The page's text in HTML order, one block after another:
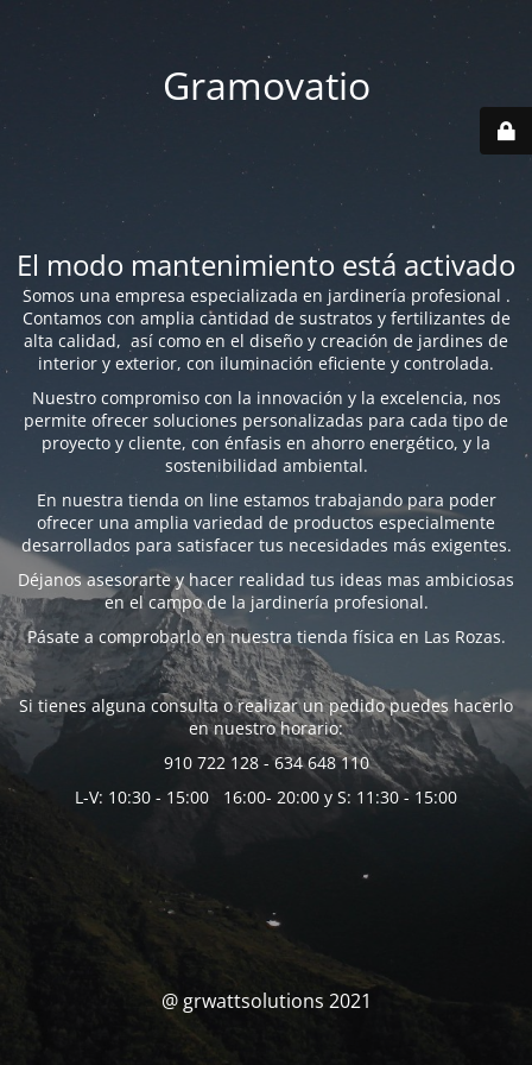
Gramovatio
El modo mantenimiento está activado
Somos una empresa especializada en jardinería profesional .
Contamos con amplia cantidad de sustratos y fertilizantes de
alta calidad, así como en el diseño y creación de jardines de
interior y exterior, con iluminación eficiente y controlada.
Nuestro compromiso con la innovación y la excelencia, nos
permite ofrecer soluciones personalizadas para cada tipo de
proyecto y cliente, con énfasis en ahorro energético, y la
sostenibilidad ambiental.
En nuestra tienda on line estamos trabajando para poder
ofrecer una amplia variedad de productos especialmente
desarrollados para satisfacer tus necesidades más exigentes.
Déjanos asesorarte y hacer realidad tus ideas mas ambiciosas
en el campo de la jardinería profesional.
Pásate a comprobarlo en nuestra tienda física en Las Rozas.
Si tienes alguna consulta o realizar un pedido puedes hacerlo
en nuestro horario:
910 722 128 - 634 648 110
L-V: 10:30 - 15:00 16:00- 20:00 y S: 11:30 - 15:00
@ grwattsolutions 2021